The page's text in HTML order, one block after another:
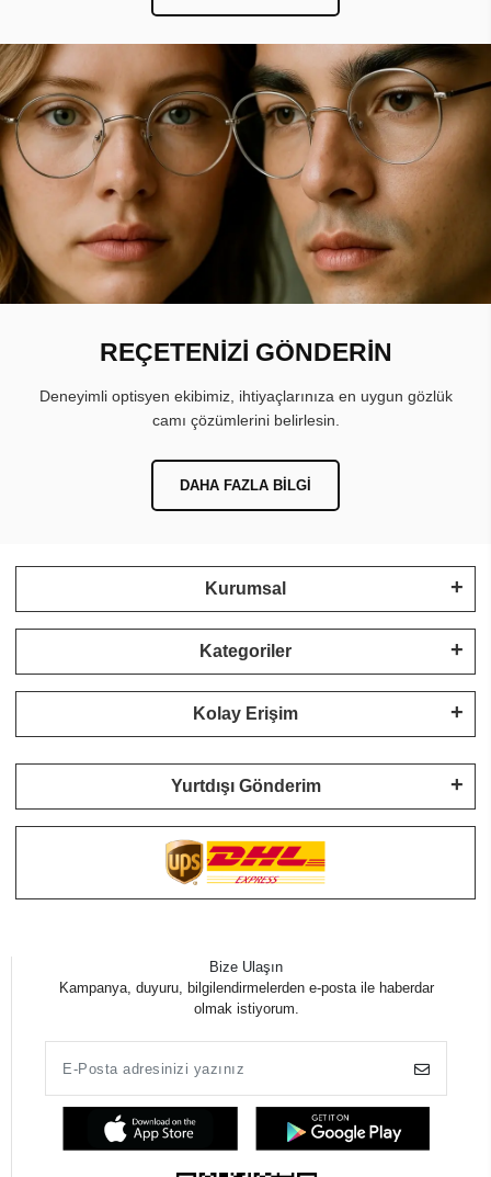
REÇETENİZİ GÖNDERİN
Deneyimli optisyen ekibimiz, ihtiyaçlarınıza en uygun gözlük
camı çözümlerini belirlesin.
DAHA FAZLA BILGI
Kurumsal
Kategoriler
Kolay Erişim
Yurtdışı Gönderim
Bize Ulaşın
Kampanya, duyuru, bilgilendirmelerden e-posta ile haberdar
olmak istiyorum.